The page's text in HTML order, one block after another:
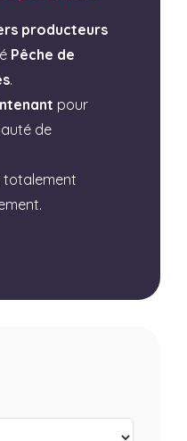
producteurs
Pêche de
.
pour
de
totalement